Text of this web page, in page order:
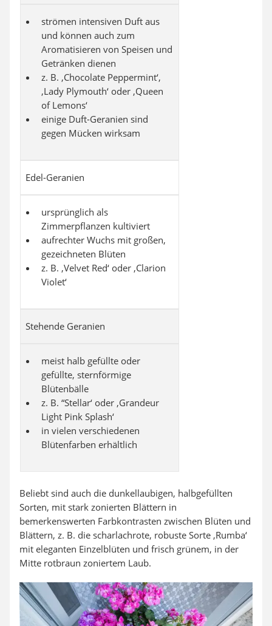
strömen intensiven Duft aus
und können auch zum
Aromatisieren von Speisen und
Getränken dienen
z. B. ‚Chocolate Peppermint‘,
‚Lady Plymouth‘ oder ‚Queen
of Lemons‘
einige Duft-Geranien sind
gegen Mücken wirksam
Edel-Geranien
ursprünglich als
Zimmerpflanzen kultiviert
aufrechter Wuchs mit großen,
gezeichneten Blüten
z. B. ‚Velvet Red‘ oder ‚Clarion
Violet‘
Stehende Geranien
meist halb gefüllte oder
gefüllte, sternförmige
Blütenbälle
z. B. “Stellar‘ oder ‚Grandeur
Light Pink Splash‘
in vielen verschiedenen
Blütenfarben erhältlich
Beliebt sind auch die dunkellaubigen, halbgefüllten
Sorten, mit stark zonierten Blättern in
bemerkenswerten Farbkontrasten zwischen Blüten und
Blättern, z. B. die scharlachrote, robuste Sorte ‚Rumba‘
mit eleganten Einzelblüten und frisch grünem, in der
Mitte rotbraun zoniertem Laub.